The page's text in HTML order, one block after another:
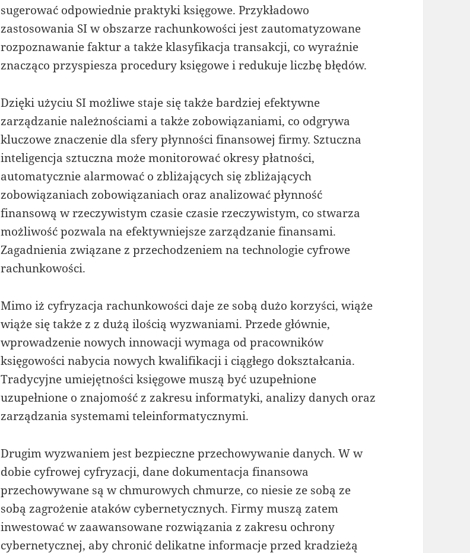
sugerować odpowiednie praktyki księgowe. Przykładowo
zastosowania SI w obszarze rachunkowości jest zautomatyzowane
rozpoznawanie faktur a także klasyfikacja transakcji, co wyraźnie
znacząco przyspiesza procedury księgowe i redukuje liczbę błędów.
Dzięki użyciu SI możliwe staje się także bardziej efektywne
zarządzanie należnościami a także zobowiązaniami, co odgrywa
kluczowe znaczenie dla sfery płynności finansowej firmy. Sztuczna
inteligencja sztuczna może monitorować okresy płatności,
automatycznie alarmować o zbliżających się zbliżających
zobowiązaniach zobowiązaniach oraz analizować płynność
finansową w rzeczywistym czasie czasie rzeczywistym, co stwarza
możliwość pozwala na efektywniejsze zarządzanie finansami.
Zagadnienia związane z przechodzeniem na technologie cyfrowe
rachunkowości.
Mimo iż cyfryzacja rachunkowości daje ze sobą dużo korzyści, wiąże
wiąże się także z z dużą ilością wyzwaniami. Przede głównie,
wprowadzenie nowych innowacji wymaga od pracowników
księgowości nabycia nowych kwalifikacji i ciągłego dokształcania.
Tradycyjne umiejętności księgowe muszą być uzupełnione
uzupełnione o znajomość z zakresu informatyki, analizy danych oraz
zarządzania systemami teleinformatycznymi.
Drugim wyzwaniem jest bezpieczne przechowywanie danych. W w
dobie cyfrowej cyfryzacji, dane dokumentacja finansowa
przechowywane są w chmurowych chmurze, co niesie ze sobą ze
sobą zagrożenie ataków cybernetycznych. Firmy muszą zatem
inwestować w zaawansowane rozwiązania z zakresu ochrony
cybernetycznej, aby chronić delikatne informacje przed kradzieżą